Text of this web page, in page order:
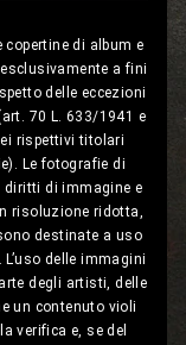
di album e
a fini
delle eccezioni
70 L. 633/1941 e
rispettivi titolari
Le fotografie di
diritti di immagine e
risoluzione ridotta,
destinate a uso
delle immagini
degli artisti, delle
un contenuto violi
verifica e, se del